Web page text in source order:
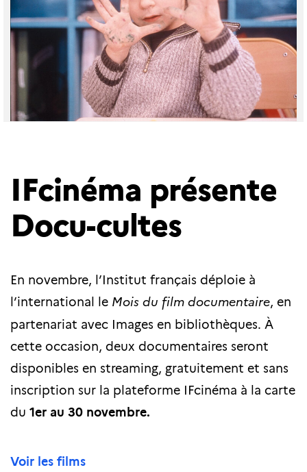
IFcinéma présente
Docu-cultes
En novembre, l’Institut français déploie à
l’international le Mois du film documentaire, en
partenariat avec Images en bibliothèques. À
cette occasion, deux documentaires seront
disponibles en streaming, gratuitement et sans
inscription sur la plateforme IFcinéma à la carte
du 1er au 30 novembre.
Voir les films